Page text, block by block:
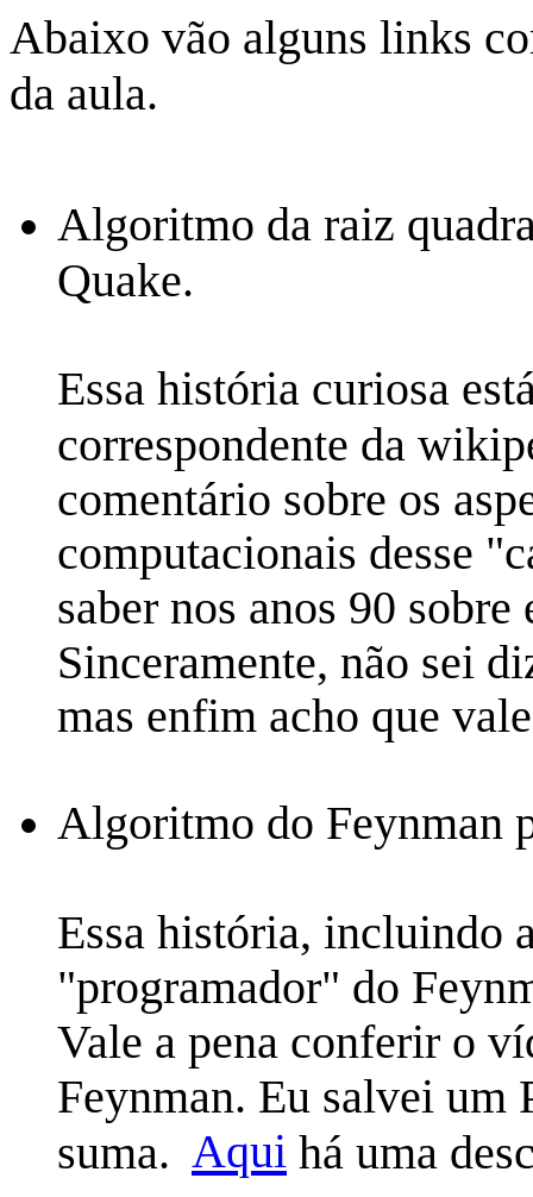
Abaixo vão alguns links
da aula.
Algoritmo da raiz
Quake.
Essa história curiosa
correspondente da
comentário sobre os
computacionais desse
saber nos anos 90
Sinceramente, não sei
mas enfim acho que
Algoritmo do Feynman
Essa história, incluindo
"programador" do
Vale a pena conferir o
Feynman. Eu salvei um
suma. Aqui há uma